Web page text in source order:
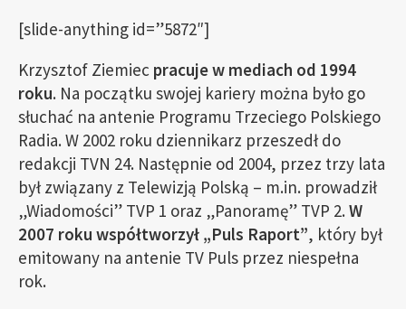
[slide-anything id=”5872″]
Krzysztof Ziemiec pracuje w mediach od 1994
roku. Na początku swojej kariery można było go
słuchać na antenie Programu Trzeciego Polskiego
Radia. W 2002 roku dziennikarz przeszedł do
redakcji TVN 24. Następnie od 2004, przez trzy lata
był związany z Telewizją Polską – m.in. prowadził
„Wiadomości” TVP 1 oraz „Panoramę” TVP 2. W
2007 roku współtworzył „Puls Raport”, który był
emitowany na antenie TV Puls przez niespełna
rok.